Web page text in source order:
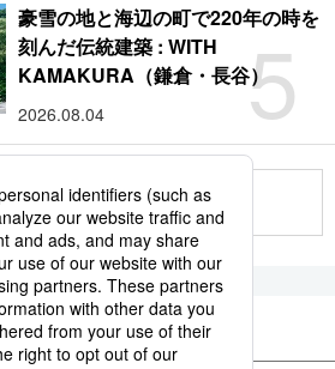
5
豪雪の地と海辺の町で220年の時を
刻んだ伝統建築 : WITH
KAMAKURA（鎌倉・長谷）
2026.08.04
もっと見る
ド